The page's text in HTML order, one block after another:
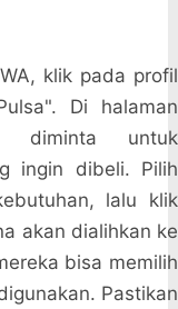
klik pada profil
Di halaman
diminta untuk
ingin dibeli. Pilih
lalu klik
akan dialihkan ke
bisa memilih
Pastikan